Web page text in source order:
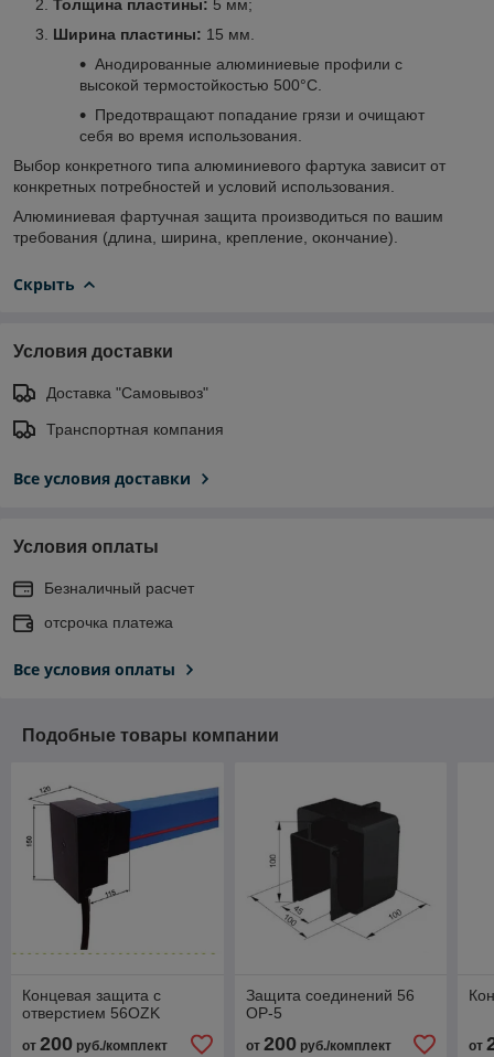
Толщина пластины: 5 мм;
Ширина пластины: 15 мм.
Анодированные алюминиевые профили с
высокой термостойкостью 500°C.
Предотвращают попадание грязи и очищают
себя во время использования.
Выбор конкретного типа алюминиевого фартука зависит от
конкретных потребностей и условий использования.
Алюминиевая фартучная защита производиться по вашим
требования (длина, ширина, крепление, окончание).
Скрыть
Условия доставки
Доставка "Самовывоз"
Транспортная компания
Все условия доставки
Условия оплаты
Безналичный расчет
отсрочка платежа
Все условия оплаты
Подобные товары компании
Концевая защита с
отверстием 56OZK
от 200 руб./комплект
Защита соединений 56
OP-5
от 200руб./комплект от